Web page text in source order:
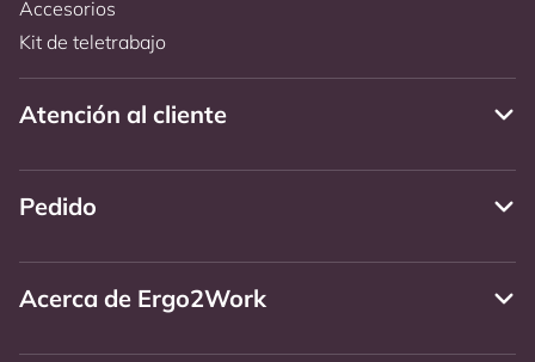
Accesorios
Kit de teletrabajo
Atención al cliente
Pedido
Acerca de Ergo2Work